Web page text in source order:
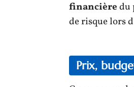
financièredu
de risque lors
Prix,